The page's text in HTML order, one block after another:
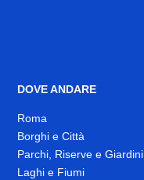
DOVE ANDARE
Roma
Borghi e Città
Parchi, Riserve e Giardini
Laghi e Fiumi